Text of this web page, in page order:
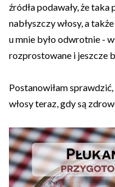
źródła podawały, że
nabłyszczy włosy, a
u mnie było odwrotnie -
rozprostowane i jeszcze
Postanowiłam
włosy teraz, gdy są